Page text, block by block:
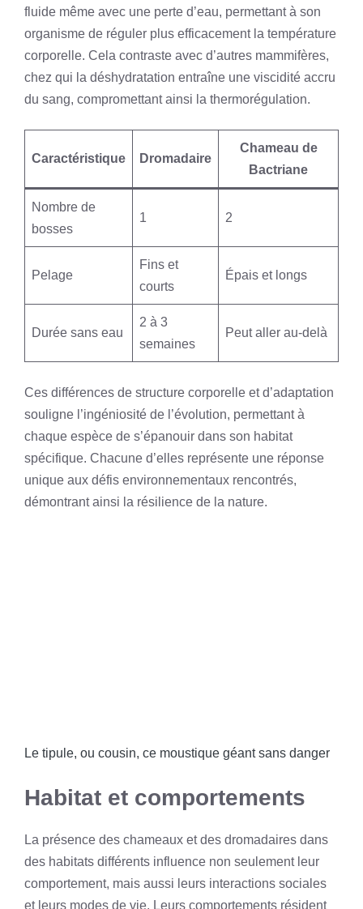
fluide même avec une perte d’eau, permettant à son
organisme de réguler plus efficacement la température
corporelle. Cela contraste avec d’autres mammifères,
chez qui la déshydratation entraîne une viscidité accru
du sang, compromettant ainsi la thermorégulation.
Caractéristique Dromadaire
Chameau de
Bactriane
Nombre de
bosses
1 2
Pelage
Fins et
courts
Épais et longs
Durée sans eau
2 à 3
semaines
Peut aller au-delà
Ces différences de structure corporelle et d’adaptation
souligne l’ingéniosité de l’évolution, permettant à
chaque espèce de s’épanouir dans son habitat
spécifique. Chacune d’elles représente une réponse
unique aux défis environnementaux rencontrés,
démontrant ainsi la résilience de la nature.
Le tipule, ou cousin, ce moustique géant sans danger
Habitat et comportements
La présence des chameaux et des dromadaires dans
des habitats différents influence non seulement leur
comportement, mais aussi leurs interactions sociales
et leurs modes de vie. Leurs comportements résident